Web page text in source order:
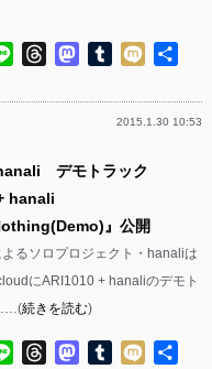
Line ThreadsMastodon
Tumblr
Mixi
2015.1.30 10:53
hanali デモトラック
hanali
』公開
るソロプロジェクト・hanaliは
にARI1010 + hanaliのデモト
続きを読む)
Line ThreadsMastodon
Tumblr
Mixi